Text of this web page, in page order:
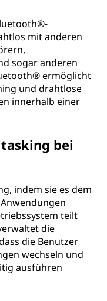
mit anderen
sogar anderen
ermöglicht
und drahtlose
innerhalb einer
bei
indem sie es dem
teilt
die
die Benutzer
wechseln und
ausführen